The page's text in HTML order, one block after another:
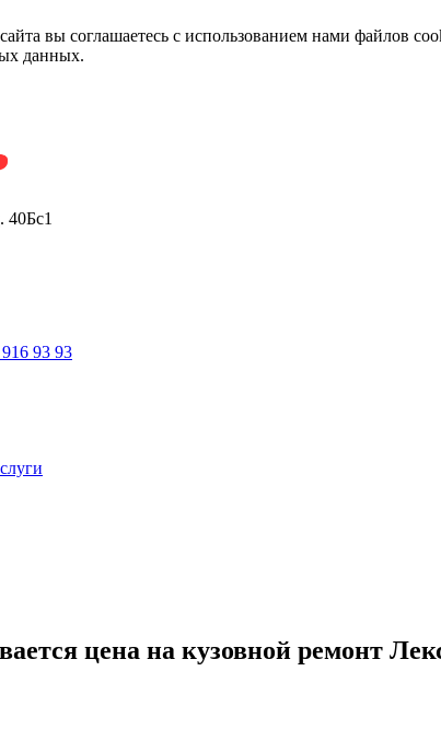
вы соглашаетесь с использованием нами файлов
данных.
40Бс1
916 93 93
цена на кузовной ремонт